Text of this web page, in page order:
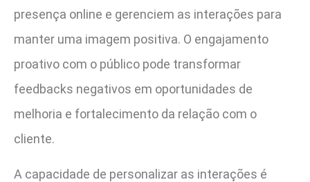
presença online e gerenciem as interações para
manter uma imagem positiva. O engajamento
proativo com o público pode transformar
feedbacks negativos em oportunidades de
melhoria e fortalecimento da relação com o
cliente.
A capacidade de personalizar as interações é